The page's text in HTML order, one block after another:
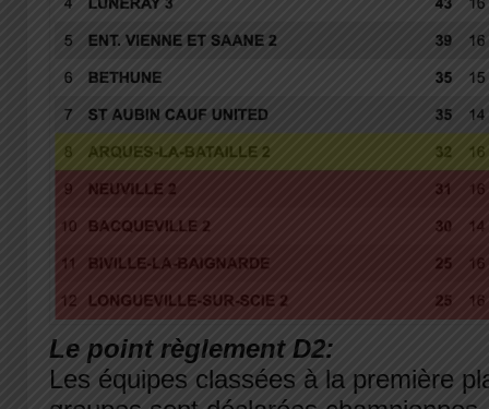
Le point règlement D2:
Les équipes classées à la première